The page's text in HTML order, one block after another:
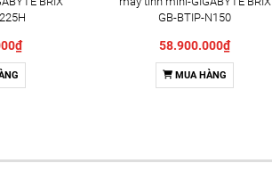
GB-BTIP-N150
58.900.000₫
MUA HÀNG